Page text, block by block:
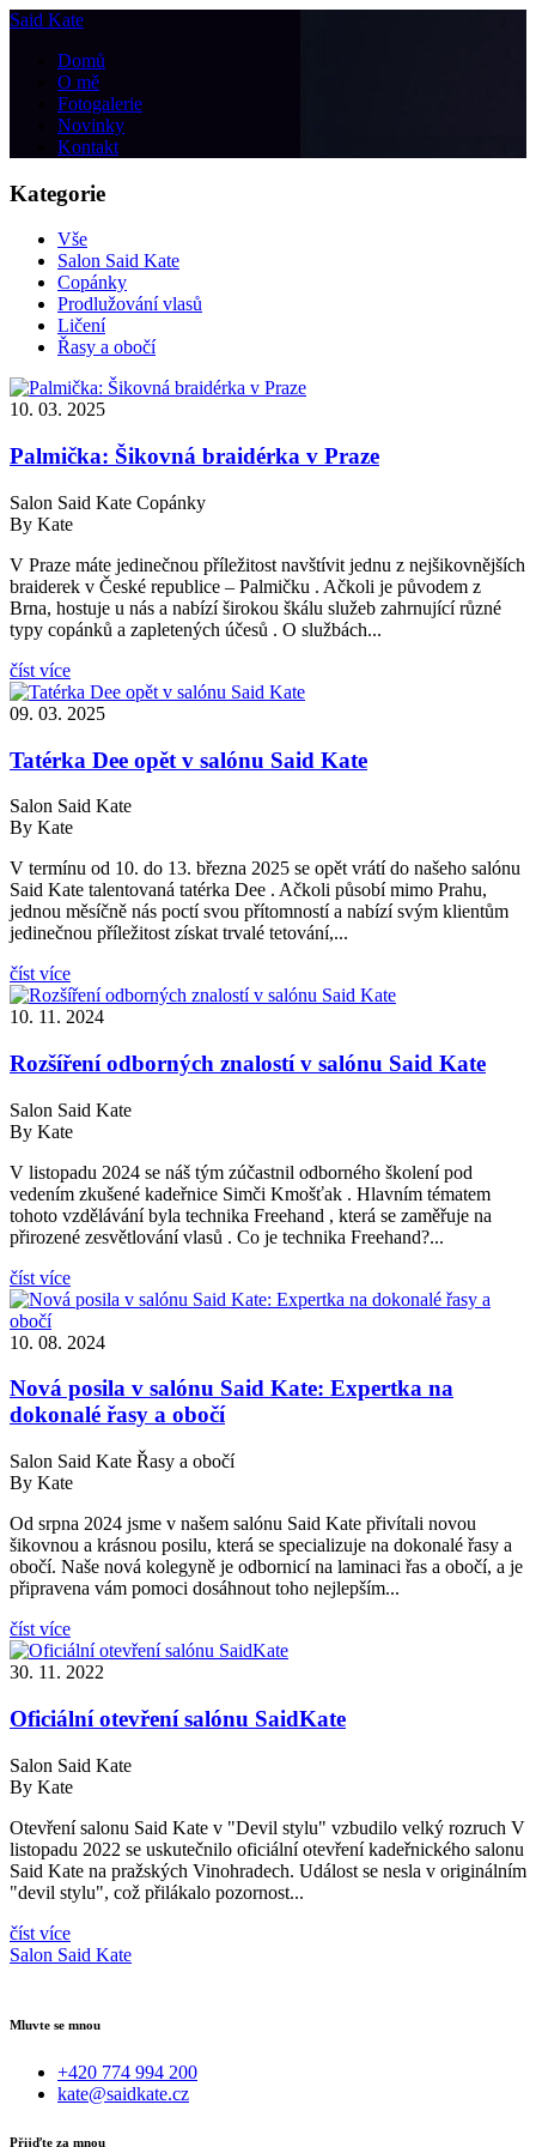
Said Kate
Domů
O mě
Fotogalerie
Novinky
Kontakt
Kategorie
Vše
Salon Said Kate
Copánky
Prodlužování vlasů
Ličení
Řasy a obočí
10. 03. 2025
Palmička: Šikovná braidérka v Praze
Salon Said Kate Copánky
By Kate
V Praze máte jedinečnou příležitost navštívit jednu z nejšikovnějších
braiderek v České republice – Palmičku . Ačkoli je původem z
Brna, hostuje u nás a nabízí širokou škálu služeb zahrnující různé
typy copánků a zapletených účesů . O službách...
číst více
09. 03. 2025
Tatérka Dee opět v salónu Said Kate
Salon Said Kate
By Kate
V termínu od 10. do 13. března 2025 se opět vrátí do našeho salónu
Said Kate talentovaná tatérka Dee . Ačkoli působí mimo Prahu,
jednou měsíčně nás poctí svou přítomností a nabízí svým klientům
jedinečnou příležitost získat trvalé tetování,...
číst více
10. 11. 2024
Rozšíření odborných znalostí v salónu Said Kate
Salon Said Kate
By Kate
V listopadu 2024 se náš tým zúčastnil odborného školení pod
vedením zkušené kadeřnice Simči Kmošťak . Hlavním tématem
tohoto vzdělávání byla technika Freehand , která se zaměřuje na
přirozené zesvětlování vlasů . Co je technika Freehand?...
číst více
10. 08. 2024
Nová posila v salónu Said Kate: Expertka na
dokonalé řasy a obočí
Salon Said Kate Řasy a obočí
By Kate
Od srpna 2024 jsme v našem salónu Said Kate přivítali novou
šikovnou a krásnou posilu, která se specializuje na dokonalé řasy a
obočí. Naše nová kolegyně je odbornicí na laminaci řas a obočí, a je
připravena vám pomoci dosáhnout toho nejlepším...
číst více
30. 11. 2022
Oficiální otevření salónu SaidKate
Salon Said Kate
By Kate
Otevření salonu Said Kate v "Devil stylu" vzbudilo velký rozruch V
listopadu 2022 se uskutečnilo oficiální otevření kadeřnického salonu
Said Kate na pražských Vinohradech. Událost se nesla v originálním
"devil stylu", což přilákalo pozornost...
číst více
Salon Said Kate
Mluvte se mnou
+420 774 994 200
kate@saidkate.cz
Přijďte za mnou